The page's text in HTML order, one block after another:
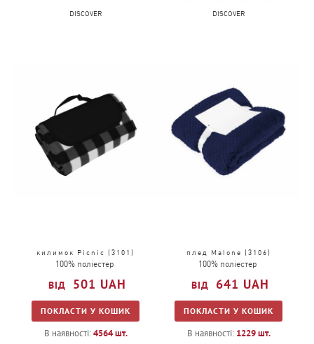
DISCOVER
килимок Picnic (3101)
100% поліестер
501 UAH
ПОКЛАСТИ У КОШИК
В наявності:4564шт.
DISCOVER
плед Malone (3106)
100% поліестер
641 UAH
ПОКЛАСТИ У КОШИК
В наявності: 1229шт.